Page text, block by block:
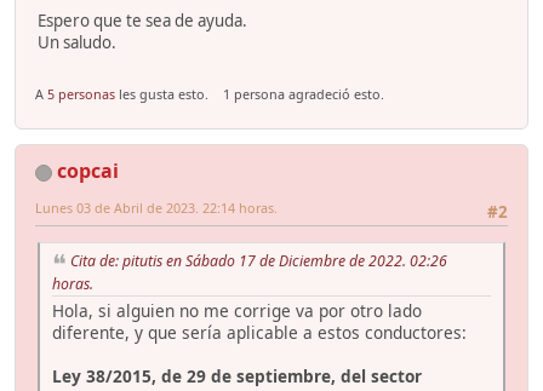
Espero que te sea de ayuda.
Un saludo.
A 5 personas les gusta esto. 1 persona agradeció esto.
copcai
#2
Lunes 03 de Abril de 2023. 22:14 horas.
Cita de: pitutis en Sábado 17 de Diciembre de 2022. 02:26
horas.
Hola, si alguien no me corrige va por otro lado
diferente, y que sería aplicable a estos conductores:
Ley 38/2015, de 29 de septiembre, del sector